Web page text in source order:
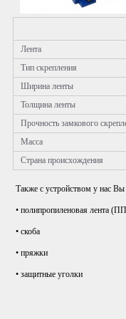
Лента
Тип скрепления
Ширина ленты
Толщина ленты
Прочность замкового
Масса
Страна происхождения
Также с устройством у нас
• полипропиленовая лента
• скоба
• пряжки
• защитные уголки